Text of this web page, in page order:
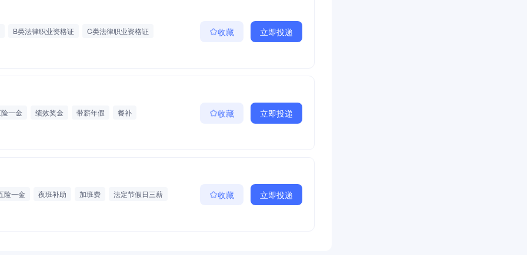
B类法律职业资格证 C类法律职业资格证 收藏 立即投递
一金 绩效奖金 带薪年假 餐补 收藏 立即投递
险一金 夜班补助 加班费 法定节假日三薪 收藏 立即投递